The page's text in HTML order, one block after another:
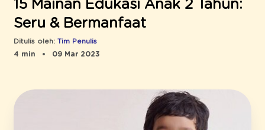
15 Mainan Edukasi Anak 2 Tahun:
Seru & Bermanfaat
Ditulis oleh: Tim Penulis
4 min
09 Mar 2023